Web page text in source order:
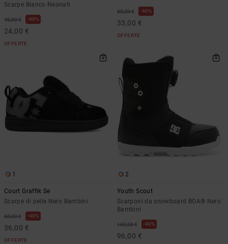
Scarpe Bianco Neonati
40,00 € 40%
24,00 €
OFFERTE
55,00 € 40%
33,00 €
OFFERTE
1
Court Graffik Se
Scarpe di pelle Nero Bambini
60,00 € 40%
36,00 €
OFFERTE
2
Youth Scout
Scarponi da snowboard BOA® Nero
Bambini
160,00 € 40%
96,00 €